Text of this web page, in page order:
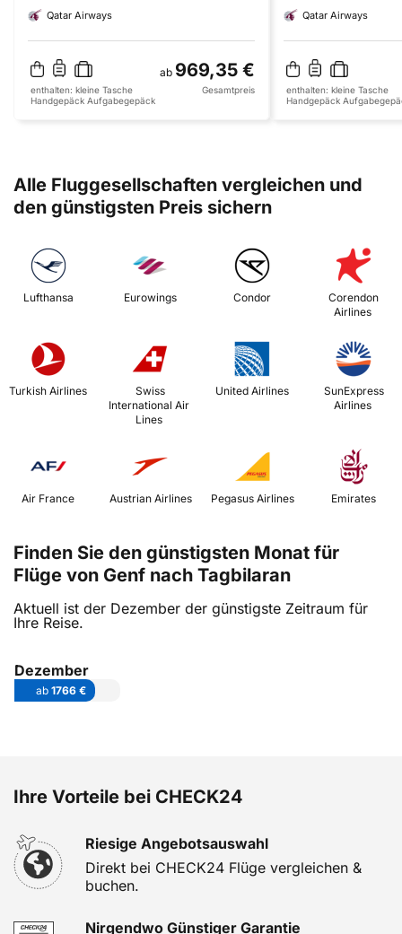
Qatar Airways
ab 969,35 €
enthalten: kleine Tasche
Handgepäck Aufgabegepäck
Gesamtpreis
Qatar Airways
enthalten: kleine Tasche
Handgepäck
Alle Fluggesellschaften vergleichen und
den günstigsten Preis sichern
Lufthansa Eurowings Condor
Corendon
Airlines
Turkish Airlines
International Air
Lines
United Airlines
Airlines
Air France Austrian Airlines Emirates
Finden Sie den günstigsten Monat für
Flüge von Genf nach Tagbilaran
Aktuell ist der Dezember der günstigste Zeitraum für
Ihre Reise.
Dezember
ab 1766 €
Ihre Vorteile bei CHECK24
Riesige Angebotsauswahl
Direkt bei CHECK24 Flüge vergleichen &
buchen.
Nirgendwo Günstiger Garantie